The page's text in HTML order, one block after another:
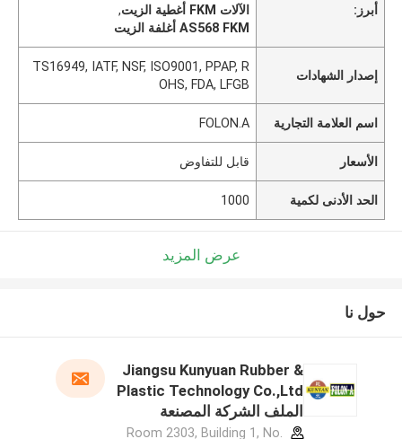
أبرز:
الآلات FKM أغطية الزيت
,
AS568 FKM أغلفة الزيت
إصدار الشهادات
TS16949, IATF, NSF, ISO9001, PPAP, R
OHS, FDA, LFGB
اسم العلامة التجارية FOLON.A
الأسعار قابل للتفاوض
الحد الأدنى لكمية 1000
عرض المزيد
حول نا
Jiangsu Kunyuan Rubber &
Plastic Technology Co.,Ltd
الملف الشركة المصنعة
Room 2303, Building 1, No.